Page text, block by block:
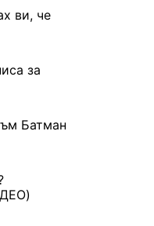
ви, че
за
Батман